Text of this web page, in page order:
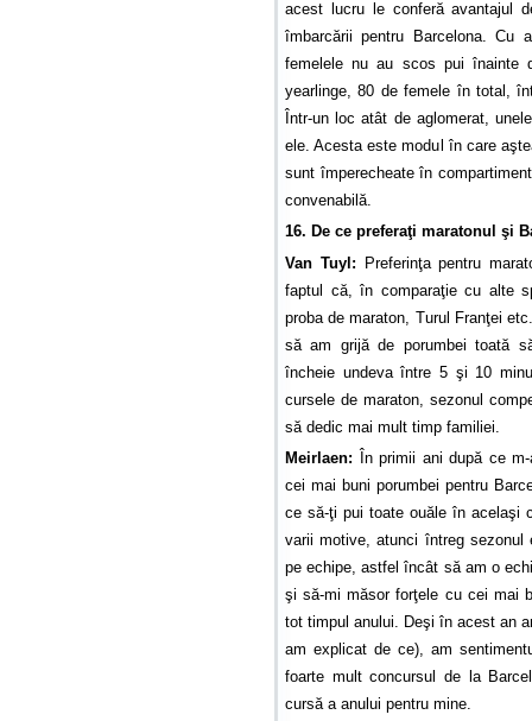
acest lucru le conferă avantajul
îmbarcării pentru Barcelona. Cu
femelele nu au scos pui înainte
yearlinge, 80 de femele în total,
Într-un loc atât de aglomerat,
ele. Acesta este modul în care
sunt împerecheate în
convenabilă.
16. De ce preferaţi maratonul şi
Van Tuyl: Preferinţa pentru
faptul că, în comparaţie cu alte
proba de maraton, Turul Franţei
să am grijă de porumbei toată
încheie undeva între 5 şi 10
cursele de maraton, sezonul
să dedic mai mult timp familiei.
Meirlaen: În primii ani după ce
cei mai buni porumbei pentru
ce să-ţi pui toate ouăle în acelaşi
varii motive, atunci întreg sezonul
pe echipe, astfel încât să am o
şi să-mi măsor forţele cu cei mai
tot timpul anului. Deşi în acest an
am explicat de ce), am
foarte mult concursul de la
cursă a anului pentru mine.